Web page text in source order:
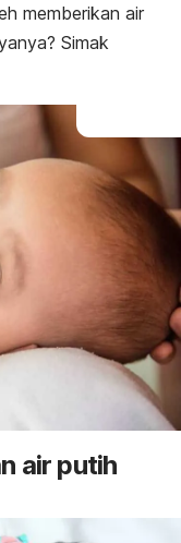
memberikan air
Simak
air putih